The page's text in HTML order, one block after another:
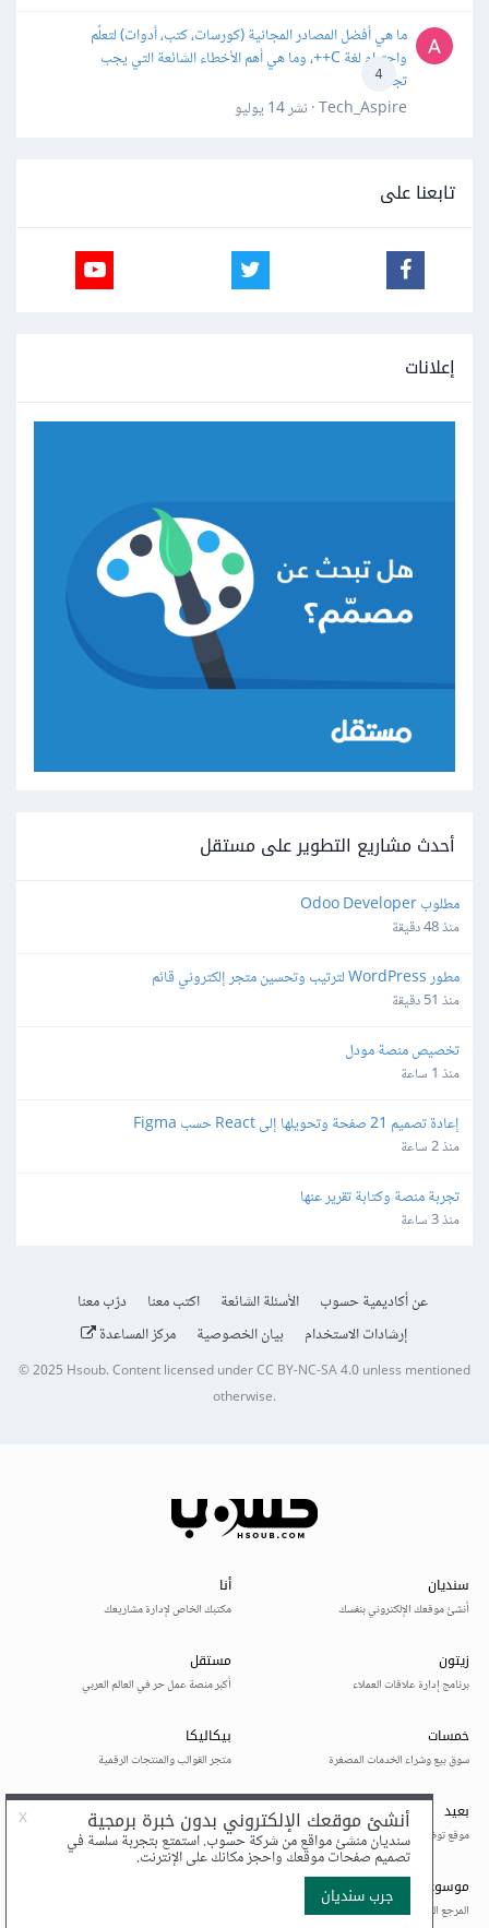
4
ما هي أفضل المصادر المجانية (كورسات، كتب، أدوات) لتعلّم
واحترام لغة C++، وما هي أهم الأخطاء الشائعة التي يجب
تجنبها؟
Tech_Aspire · نشر
14 يوليو
تابعنا على
إعلانات
أحدث مشاريع التطوير على مستقل
مطلوب Odoo Developer
منذ 48 دقيقة
مطور WordPress لترتيب وتحسين متجر إلكتروني قائم
منذ 51 دقيقة
تخصيص منصة مودل
منذ 1 ساعة
إعادة تصميم 21 صفحة وتحويلها إلى React حسب Figma
منذ 2 ساعة
تجربة منصة وكتابة تقرير عنها
منذ 3 ساعة
عن أكاديمية حسوب الأسئلة الشائعة اكتب معنا
درّب معنا
إرشادات الاستخدام
بيان الخصوصية مركز المساعدة
© 2025 Hsoub.Content licensed underCC BY-NC-SA 4.0unless mentioned
otherwise.